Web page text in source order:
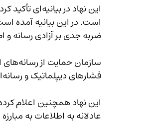
این نهاد در
ضربه جدی بر آزادی رسانه و
فشارهای دیپلماتیک و رسانه‌ای، طالبان را وادار کنند به حضور زنان در عرصه اطلاع‌رسانی احترام بگذارند.
عادلانه به اطلاعات به مبارزه